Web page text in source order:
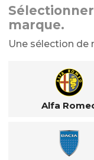
marque.
Une sélection de
Alfa